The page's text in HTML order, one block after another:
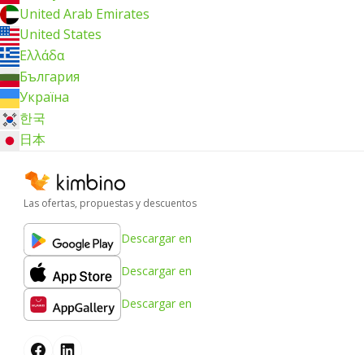
United Arab Emirates
United States
Ελλάδα
България
Україна
한국
日本
Las ofertas, propuestas y descuentos
Descargar en
Descargar en
Descargar en